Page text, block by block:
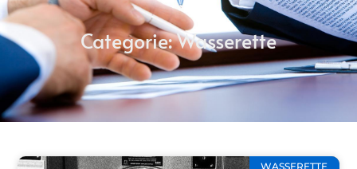
Categorie: Wasserette
WASSERETTE